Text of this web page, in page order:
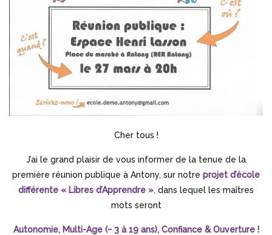
Cher tous !
J’ai le grand plaisir de vous informer de la tenue de la
première réunion publique à Antony, sur notre projet d’école
différente « Libres d’Apprendre », dans lequel les maîtres
mots seront
Autonomie, Multi-Age (~ 3 à 19 ans), Confiance & Ouverture !